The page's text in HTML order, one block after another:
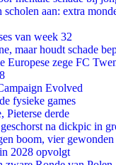
aan: extra
van week 32
maar houdt schade
Europese zege FC
Evolved
fysieke games
Pieterse derde
na dickpic in
boom, vier gewonden
2028 opvolgt